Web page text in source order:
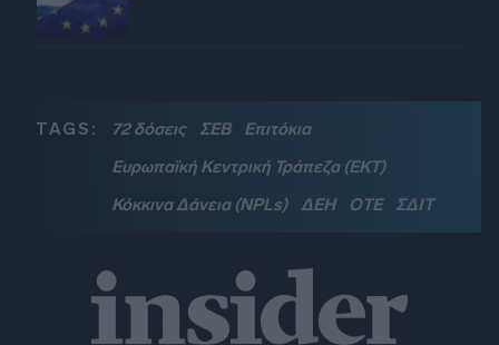
TAGS: 72 δόσεις ΣΕΒ
Επιτόκια
Ευρωπαϊκή Κεντρική Τράπεζα (ΕΚΤ)
Κόκκινα Δάνεια (NPLs)
ΔΕΗ ΟΤΕ ΣΔΙΤ